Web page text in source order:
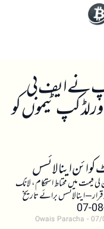
نے ایف بی
کپ ٹیموں کو
کوائن اینالائسس
قیمت میں محتاط استحکام، لانگ
– اینالائسس برائے تاریخ
Owais Paracha 07/